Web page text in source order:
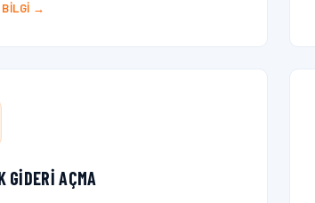
BILGI →
GIDERI AÇMA